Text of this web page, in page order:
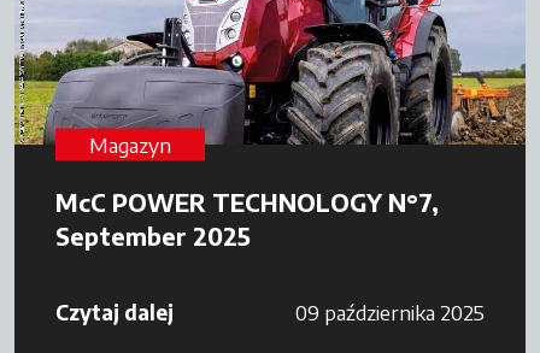
Magazyn
McC POWER TECHNOLOGY N°7,
September 2025
Czytaj dalej 09 października 2025